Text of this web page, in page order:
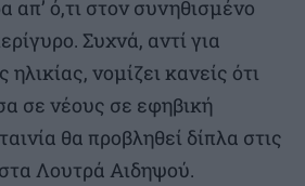
απ’ ό,τι στον συνηθισμένο
Συχνά, αντί για
νομίζει κανείς ότι
σε νέους σε εφηβική
θα προβληθεί δίπλα στις
Λουτρά Αιδηψού.